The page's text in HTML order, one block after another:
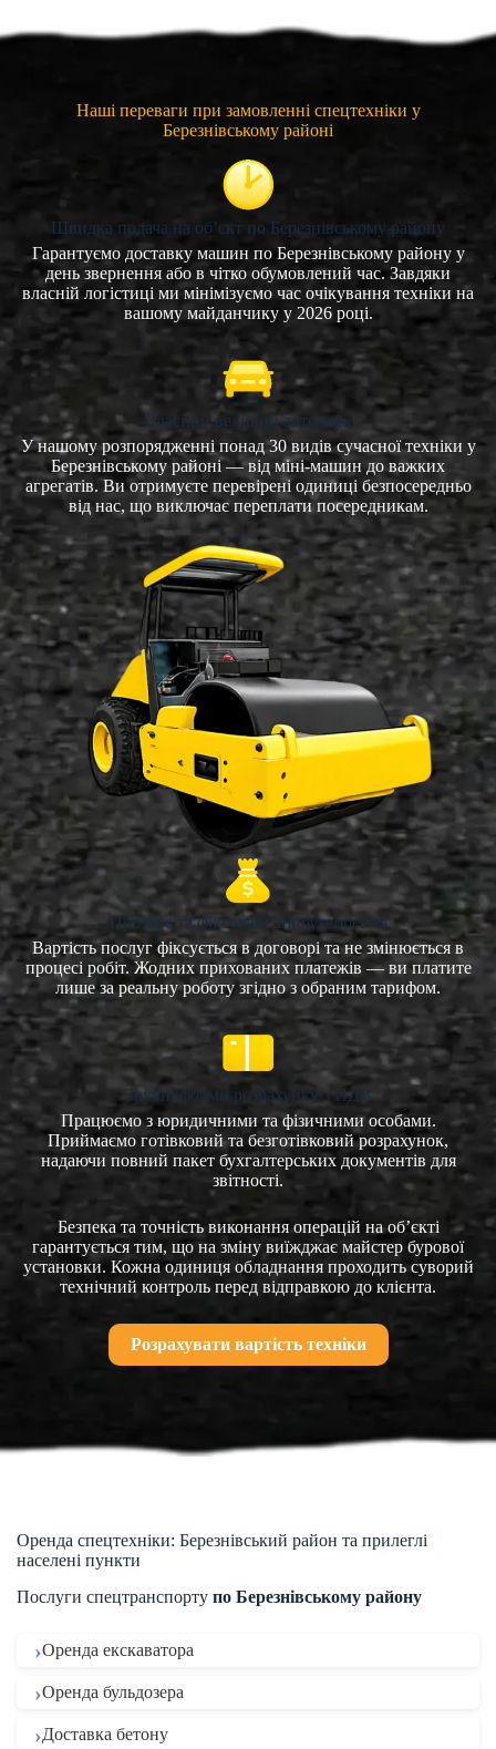
Наші переваги при замовленні спецтехніки у
Березнівському районі
Швидка подача на об’єкт по Березнівському району
Гарантуємо доставку машин по Березнівському району у
день звернення або в чітко обумовлений час. Завдяки
власній логістиці ми мінімізуємо час очікування техніки на
вашому майданчику у 2026 році.
Власний великий автопарк
У нашому розпорядженні понад 30 видів сучасної техніки у
Березнівському районі — від міні-машин до важких
агрегатів. Ви отримуєте перевірені одиниці безпосередньо
від нас, що виключає переплати посередникам.
Прозоре та фіксоване ціноутворення
Вартість послуг фіксується в договорі та не змінюється в
процесі робіт. Жодних прихованих платежів — ви платите
лише за реальну роботу згідно з обраним тарифом.
Зручні форми розрахунку з ПДВ
Працюємо з юридичними та фізичними особами.
Приймаємо готівковий та безготівковий розрахунок,
надаючи повний пакет бухгалтерських документів для
звітності.
Безпека та точність виконання операцій на об’єкті
гарантується тим, що на зміну виїжджає майстер бурової
установки. Кожна одиниця обладнання проходить суворий
технічний контроль перед відправкою до клієнта.
Розрахувати вартість техніки
Оренда спецтехніки: Березнівський район та прилеглі
населені пункти
Послуги спецтранспорту по Березнівському району
Оренда екскаватора
Оренда бульдозера
Доставка бетону